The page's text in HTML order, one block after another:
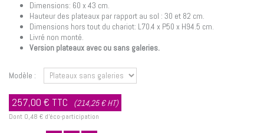
Dimensions: 60 x 43 cm.
Hauteur des plateaux par rapport au sol : 30 et 82 cm.
Dimensions hors tout du chariot: L70.4 x P50 x H94.5 cm.
Livré non monté.
Version plateaux avec ou sans galeries.
Modèle :
257,00 € TTC (214,25 € HT)
Dont 0,48 € d'éco-participation